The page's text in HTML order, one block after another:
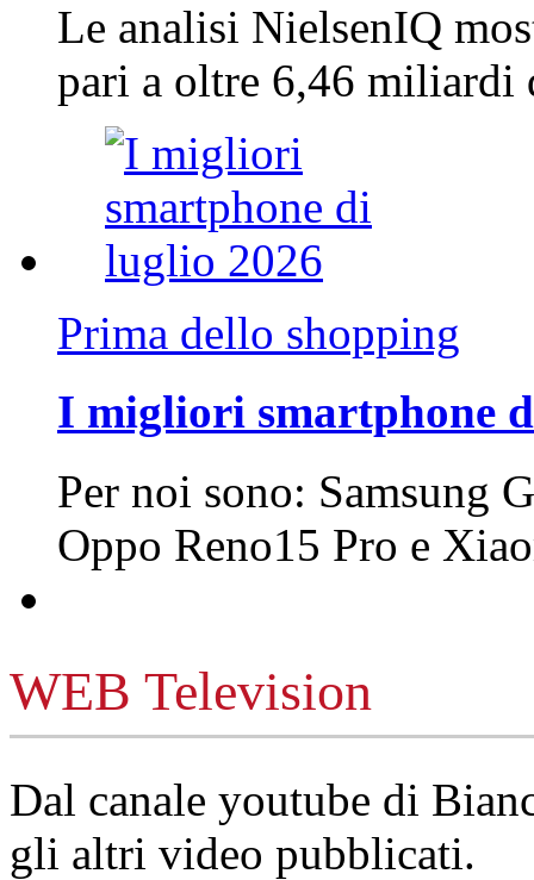
Le analisi NielsenIQ
pari a oltre 6,46
Prima dello shopping
I migliori smartphone
Per noi sono: Samsung
Oppo Reno15 Pro e
WEB Television
Dal canale youtube di
gli altri video pubblicati.